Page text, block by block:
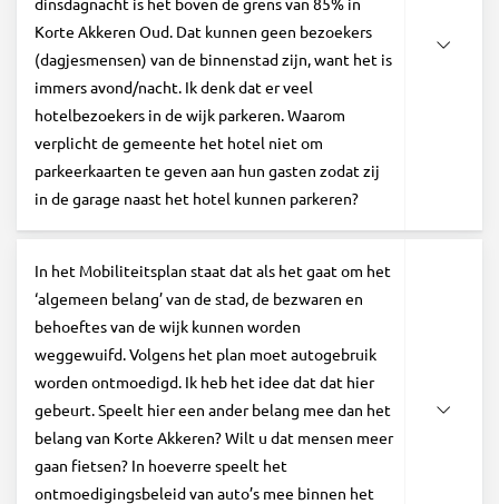
Korte Akkeren Oud. Dat kunnen geen bezoekers
(dagjesmensen) van de binnenstad zijn, want het is
immers avond/nacht. Ik denk dat er veel
hotelbezoekers in de wijk parkeren. Waarom
verplicht de gemeente het hotel niet om
parkeerkaarten te geven aan hun gasten zodat zij
in de garage naast het hotel kunnen parkeren?
In het Mobiliteitsplan staat dat als het gaat om het
‘algemeen belang’ van de stad, de bezwaren en
behoeftes van de wijk kunnen worden
weggewuifd. Volgens het plan moet autogebruik
worden ontmoedigd. Ik heb het idee dat dat hier
gebeurt. Speelt hier een ander belang mee dan het
belang van Korte Akkeren? Wilt u dat mensen meer
gaan fietsen? In hoeverre speelt het
ontmoedigingsbeleid van auto’s mee binnen het